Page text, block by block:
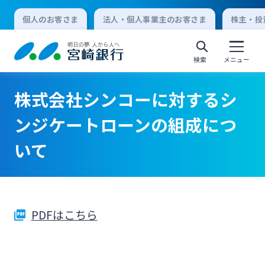
個人のお客さま 法人・個人事業主のお客さま 株主・
検索 メニュー
個人向けインターネットバンキング
株式会社シンコーに対するシ
ンジケートローンの組成につ
いて
PDFはこちら